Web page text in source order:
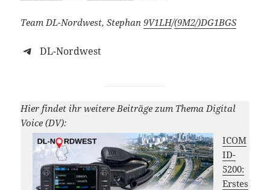
Team DL-Nordwest, Stephan9V1LH/(9M2/)DG1BGS
DL-Nordwest
Hier findet ihr weitere Beiträge zum Thema Digital
Voice (DV):
ICOM
ID-
5200:
Erstes